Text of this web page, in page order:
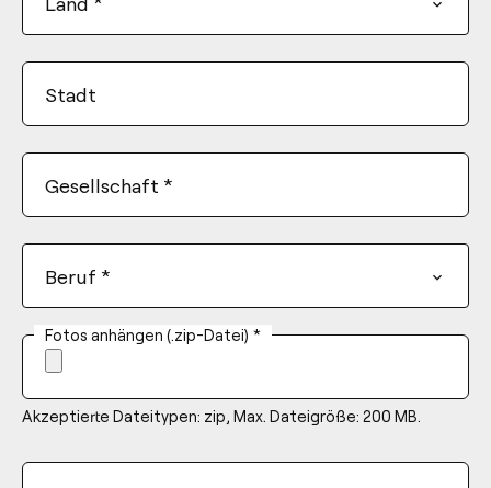
Stadt
Gesellschaft *
Beruf *
Fotos anhängen (.zip-Datei) *
Akzeptierte Dateitypen: zip, Max. Dateigröße: 200 MB.